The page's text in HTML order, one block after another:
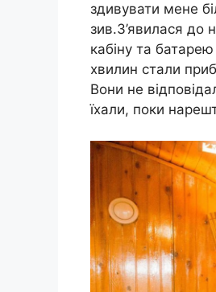
здивувати мене
зив.З’явилася до
кабіну та
хвилин стали
Вони не
їхали, поки